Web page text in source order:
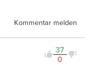
Kommentar melden
37
0